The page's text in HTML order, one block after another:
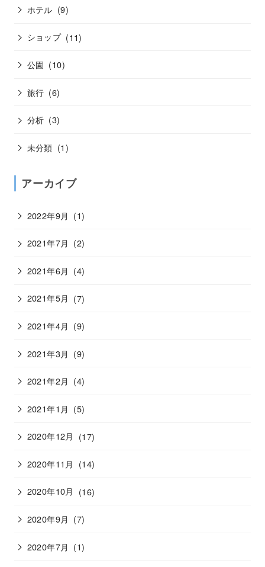
ホテル (9)
ショップ (11)
公園 (10)
旅行 (6)
分析 (3)
未分類 (1)
アーカイブ
2022年9月 (1)
2021年7月 (2)
2021年6月 (4)
2021年5月 (7)
2021年4月 (9)
2021年3月 (9)
2021年2月 (4)
2021年1月 (5)
2020年12月 (17)
2020年11月 (14)
2020年10月 (16)
2020年9月 (7)
2020年7月 (1)